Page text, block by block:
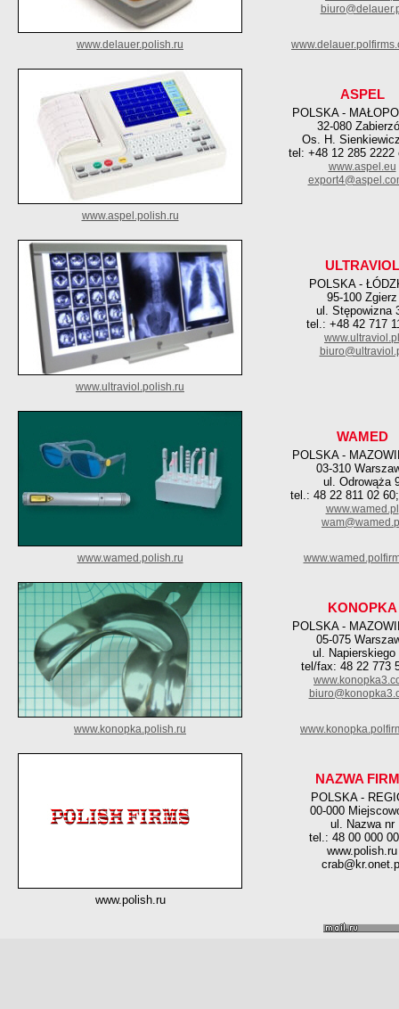
www.delauer.polish.ru
ASPEL
POLSKA -
32-080
Os. H.
tel: +48 12 285 2222
www.aspel.eu
www.aspel.polish.ru
ULTRAVIOL
POLSKA -
95-100 Zgierz
ul. Stępowizna
tel.: +48 42 717
www.ultraviol.pl
www.ultraviol.polish.ru
WAMED
POLSKA -
03-310
ul. Odrowąża
tel.: 48 22 811 02
www.wamed.pl
www.wamed.polish.ru
KONOPKA
POLSKA -
05-075
ul. Napierskiego
tel/fax: 48 22 773
www.konopka.polish.ru
NAZWA
POLSKA -
00-000
ul. Nazwa nr
tel.: 48 00 000
www.polish.ru
www.polish.ru